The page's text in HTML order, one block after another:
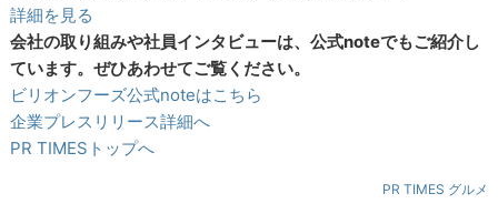
詳細を見る
会社の取り組みや社員インタビューは、公式noteでもご紹介し
ています。ぜひあわせてご覧ください。
ビリオンフーズ公式noteはこちら
企業プレスリリース詳細へ
PR TIMESトップへ
PR TIMES グルメ